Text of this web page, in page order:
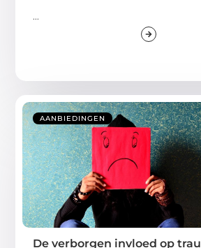
...
AANBIEDINGEN
De verborgen invloed op